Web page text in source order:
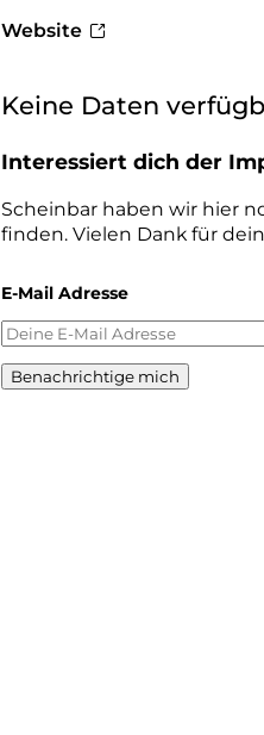
Website
Keine Daten
Interessiert dich der
Scheinbar haben wir hier
finden. Vielen Dank für
E-Mail Adresse
Benachrichtige mich